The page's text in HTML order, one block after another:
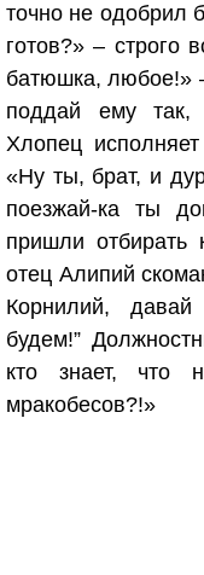
точно не одобрил
готов?» – строго
батюшка, любое!»
поддай ему так,
Хлопец
«Ну ты, брат, и
поезжай-ка ты
пришли отбирать
отец Алипий
Корнилий,
будем!”
кто знает, что
мракобесов?!»